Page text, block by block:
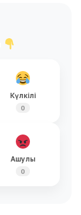
Күлкілі
0
Ашулы
0